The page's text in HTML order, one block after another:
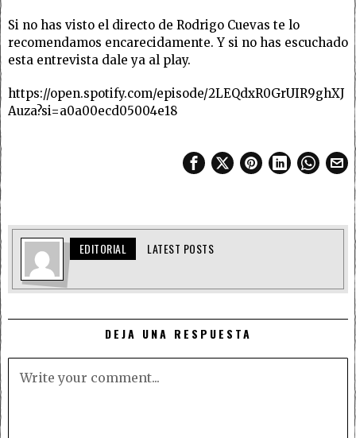
Si no has visto el directo de Rodrigo Cuevas te lo
recomendamos encarecidamente. Y si no has escuchado
esta entrevista dale ya al play.
https://open.spotify.com/episode/2LEQdxR0GrUIR9ghXJ
Auza?si=a0a00ecd05004e18
EDITORIAL LATEST POSTS
DEJA UNA RESPUESTA